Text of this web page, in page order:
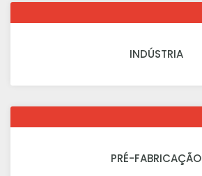
INDÚSTRIA
PRÉ-FABRICAÇÃO